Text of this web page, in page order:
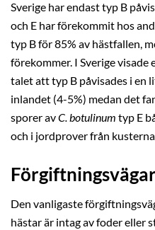
Sverige har endast typ B
och E har förekommit hos
typ B för 85% av hästfallen,
förekommer. I Sverige visade
talet att typ B påvisades i en
inlandet (4-5%) medan det
sporer avC. botulinum typ E
och i jordprover från
Den vanligaste
hästar är intag av foder eller